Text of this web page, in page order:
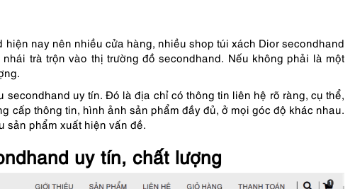
nay nên nhiều cửa hàng, nhiều shop túi xách Dior secondhand
trà trộn vào thị trường đồ secondhand. Nếu không phải là một
uy tín. Đó là địa chỉ có thông tin liên hệ rõ ràng, cụ thể,
cấp thông tin, hình ảnh sản phẩm đầy đủ, ở mọi góc độ khác nhau.
sản phẩm xuất hiện vấn đề.
uy tín, chất lượng